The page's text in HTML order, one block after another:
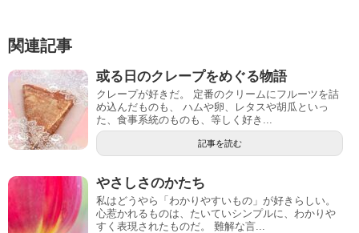
関連記事
或る日のクレープをめぐる物語
クレープが好きだ。 定番のクリームにフルーツを詰
め込んだものも、 ハムや卵、レタスや胡瓜といっ
た、食事系統のものも、等しく好き...
記事を読む
やさしさのかたち
私はどうやら「わかりやすいもの」が好きらしい。
心惹かれるものは、たいていシンプルに、わかりや
すく表現されたものだ。 難解な言...